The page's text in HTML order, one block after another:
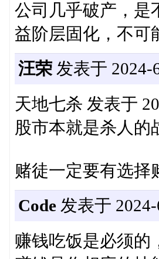
公司几乎破产，是
益阶层固化，不可
汪荣发表于 2024-
天地七杀 发表于
股市本就是杀人的
赌徒一定要有选择
Code发表于 2024-
赚钱吃饭是必须的